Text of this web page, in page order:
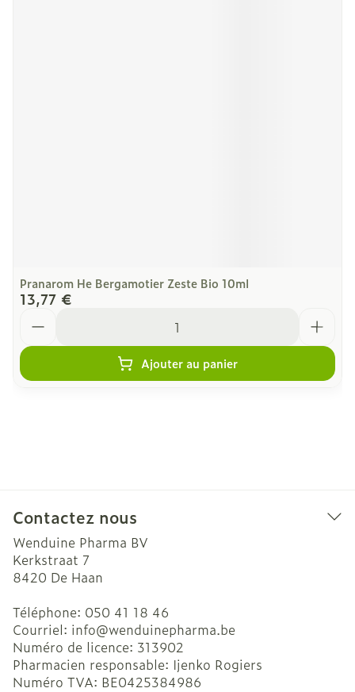
Pranarom He Bergamotier Zeste Bio 10ml
13,77 €
Ajouter au panier
Contactez nous
Wenduine Pharma BV
Kerkstraat 7
8420 De Haan
Téléphone: 050 41 18 46
Courriel: info@wenduinepharma.be
Numéro de licence: 313902
Pharmacien responsable: Ijenko Rogiers
Numéro TVA: BE0425384986